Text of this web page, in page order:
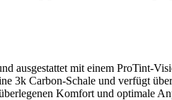
ausgestattet mit einem ProTint-
3k Carbon-Schale und verfügt
Komfort und optimale